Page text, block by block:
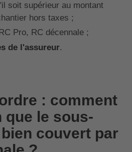
soit supérieur au montant
hors taxes ;
Pro, RC décennale ;
de l'assureur.
: comment
que le sous-
couvert par